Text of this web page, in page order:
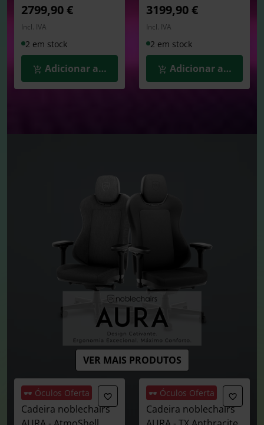
2799,90 €
Incl. IVA
2 em stock
Adicionar ao Carrinho
3199,90 €
Incl. IVA
2 em stock
Adicionar ao
🕶️ Óculos Oferta
Cadeira noblechairs
🕶️ Óculos Oferta
Cadeira noblechairs
VER MAIS PRODUTOS